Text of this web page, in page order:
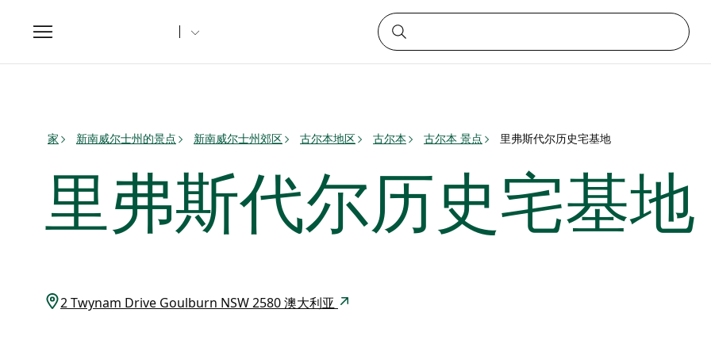
Toggle
navigation
家 新南威尔士州的景点 新南威尔士州郊区 古尔本地区 古尔本 古尔本 景点 里弗斯代尔历史宅基地
里弗斯代尔历史宅基地
2 Twynam Drive Goulburn NSW 2580 澳大利亚